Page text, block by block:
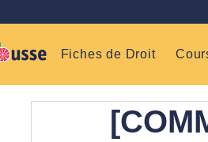
Fiches de Droit